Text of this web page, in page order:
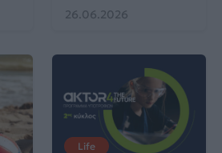
26.06.2026
Life